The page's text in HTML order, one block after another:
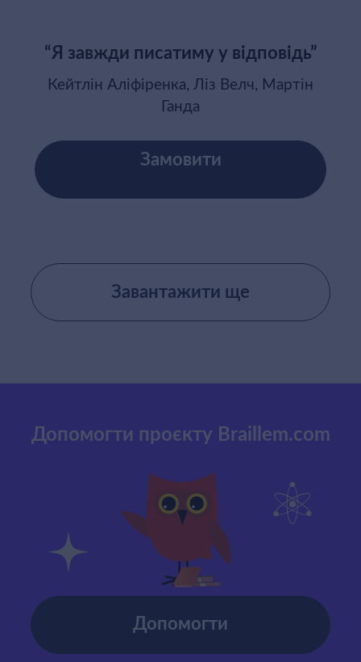
“Я завжди писатиму у відповідь”
Кейтлін Аліфіренка, Ліз Велч, Мартін
Ганда
Замовити
Завантажити ще
Допомогти проєкту Braillem.com
Допомогти